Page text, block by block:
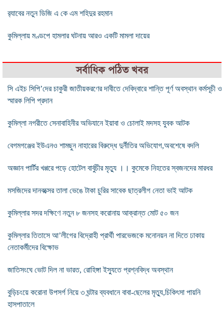
র‌্যাবের নতুন ডিজি এ কে এম শহিদুর রহমান
কুমিল্লায় মণ্ডপে হামলার ঘটনায় আরও একটি মামলা দায়ের
সর্বাধিক পঠিত খবর
সি এইচ সিপি’দের চাকুরী জাতীয়করণের দাবীতে দেবিদ্বারে শান্তি পূর্ণ অবস্থান কর্মসূচী ও
স্মারক লিপি প্রদান
কুমিল্লা নগরীতে সেনাবাহিনীর অভিযানে ইয়াবা ও চোলাই মদসহ যুবক আটক
বেগমগঞ্জের ইউএনও শামছুন নাহারের বিরুদ্ধে দুর্নীতির অভিযোগ,অবশেষে বদলি
অজ্ঞান পার্টির খপ্পরে পড়ে হোটেল বার্বুচীর মৃত্যু ।। কুমেকে নিহতের স্বজনদের মারধর
মসজিদের দানবক্সের তালা ভেঙে টাকা চুরির সাবেক ছাত্রলীগ নেতা ভাই আটক
কুমিল্লার সদর দক্ষিণে নতুন ৮ জনসহ করোনায় আক্রান্ত মোট ৫০ জন
কুমিল্লার তিতাসে আ’লীগের বিদ্রোহী প্রার্থী পারভেজকে মনোনয়ন না দিতে ঢাকায়
নেতাকর্মীদের বিক্ষোভ
জাতিসংঘে ভোট দিল না ভারত, রোহিঙ্গা ইস্যুতে প্রশ্নবিদ্ধ অবস্থান
বুড়িচংয়ে করোনা উপসর্গ নিয়ে ৩ ঘন্টার ব্যবধানে বাবা-ছেলের মৃত্যু,চিকিৎসা পায়নি
হাসপাতালে